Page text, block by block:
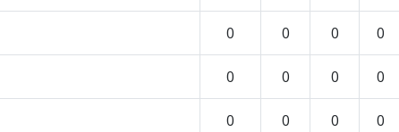
0 0 0 0
0 0 0 0
0 0 0 0